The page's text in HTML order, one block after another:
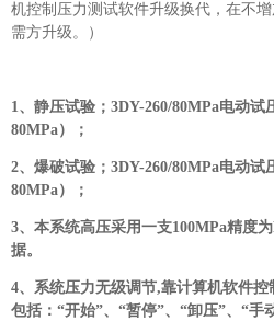
机控制压力测试软件升级换代，在不
需方升级。）
1、静压试验；3DY-260/80MPa电动试
80MPa）；
2、爆破试验；3DY-260/80MPa电动试
80MPa）；
3、本系统高压采用一支100MPa精度
据。
4、系统压力无级调节,靠计算机软件
包括：“开始”、“暂停”、“卸压”、“手